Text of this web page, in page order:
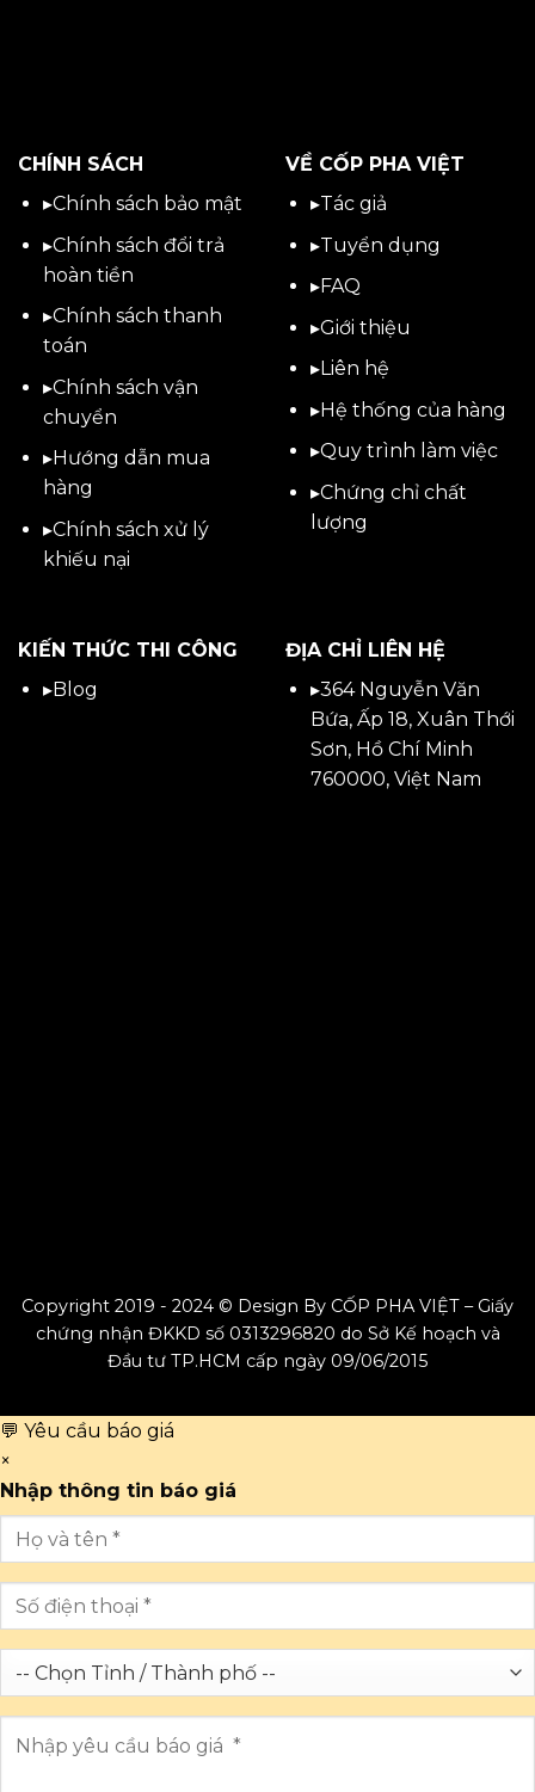
CHÍNH SÁCH
▸Chính sách bảo mật
▸Chính sách đổi trả
hoàn tiền
▸Chính sách thanh
toán
▸Chính sách vận
chuyển
▸Hướng dẫn mua
hàng
▸Chính sách xử lý
khiếu nại
VỀ CỐP PHA VIỆT
▸Tác giả
▸Tuyển dụng
▸FAQ
▸Giới thiệu
▸Liên hệ
▸Hệ thống của hàng
▸Quy trình làm việc
▸Chứng chỉ chất
lượng
KIẾN THỨC THI CÔNG
▸Blog
ĐỊA CHỈ LIÊN HỆ
▸364 Nguyễn Văn
Bứa, Ấp 18, Xuân Thới
Sơn, Hồ Chí Minh
760000, Việt Nam
Copyright 2019 - 2024 © Design By CỐP PHA VIỆT – Giấy
chứng nhận ĐKKD số 0313296820 do Sở Kế hoạch và
Đầu tư TP.HCM cấp ngày 09/06/2015
💬 Yêu cầu báo giá
×
Nhập thông tin báo giá